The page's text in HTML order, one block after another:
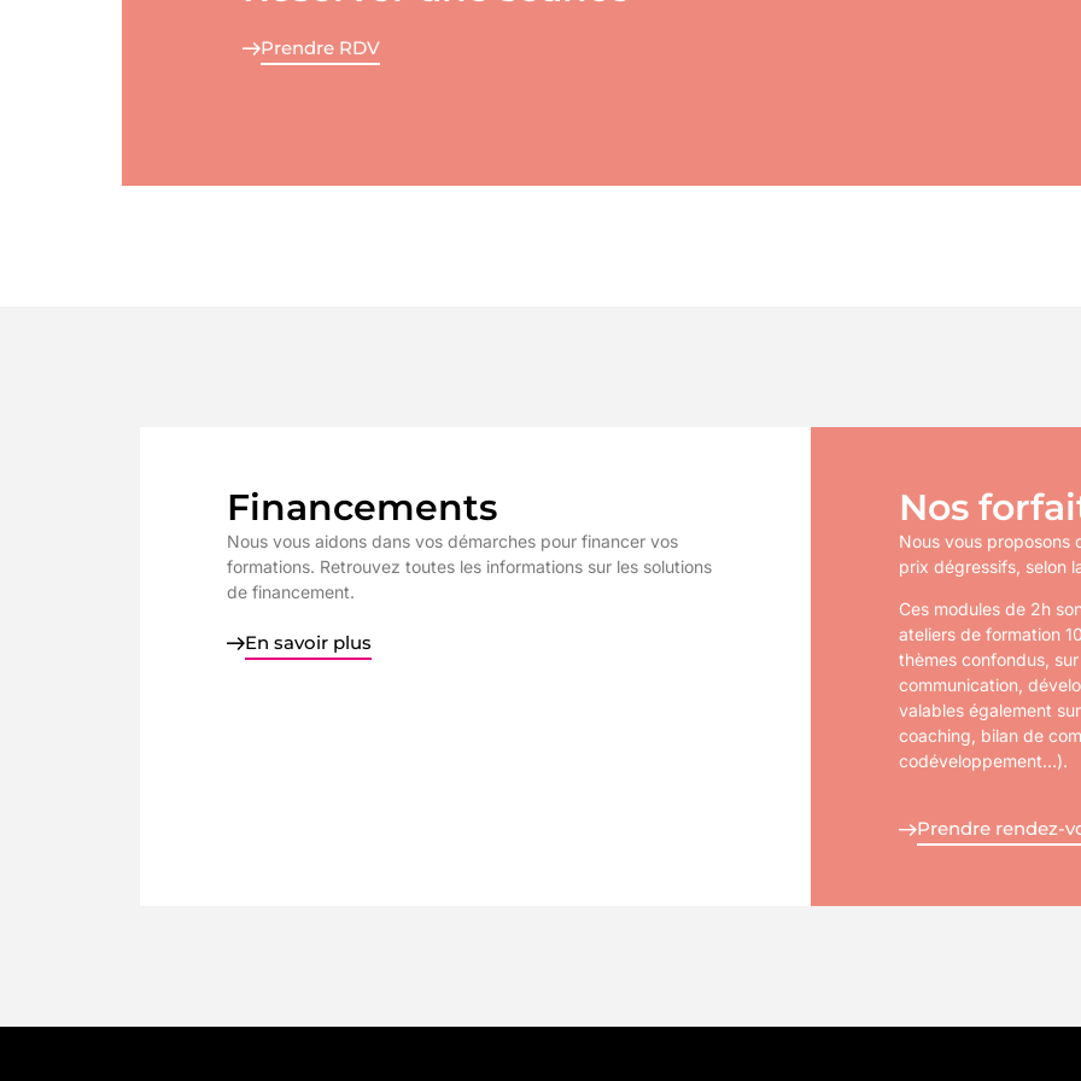
Prendre RDV
Financements
Nous vous aidons dans vos démarches pour financer vos
formations. Retrouvez toutes les informations sur les solutions
de financement.
En savoir plus
Nos
Nous vous proposons
prix dégressifs, selon
Ces modules de 2h
ateliers de formation
thèmes confondus,
communication,
valables également
coaching, bilan de
codéveloppement…).
Prendre rendez-